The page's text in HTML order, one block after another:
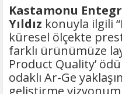
Kastamonu
Yıldız konuyla ilgili
küresel ölçekte
farklı ürünümüze
Product Quality’
odaklı Ar-Ge